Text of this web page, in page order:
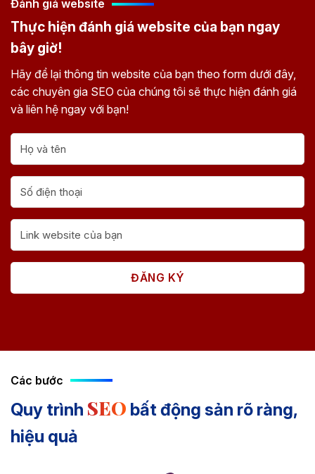
Đánh giá website
Thực hiện đánh giá website của bạn ngay
bây giờ!
Hãy để lại thông tin website của bạn theo form dưới đây,
các chuyên gia SEO của chúng tôi sẽ thực hiện đánh giá
và liên hệ ngay với bạn!
Các bước
Quy trình SEO bất động sản rõ ràng,
hiệu quả